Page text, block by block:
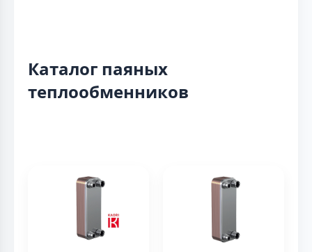
Каталог паяных
теплообменников